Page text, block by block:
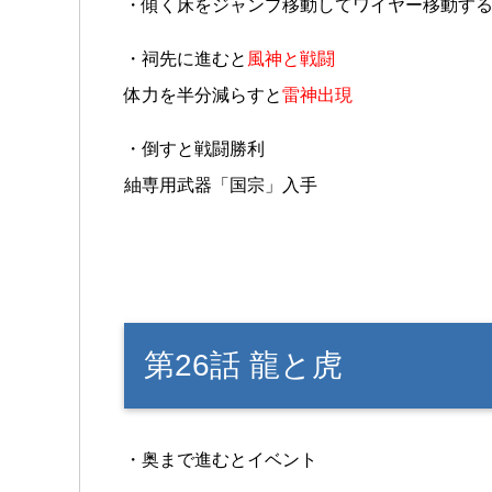
・傾く床をジャンプ移動してワイヤー移動す
・祠先に進むと 風神と戦闘
体力を半分減らすと雷神出現
・倒すと戦闘勝利
紬専用武器「国宗」入手
第26話 龍と虎
・奥まで進むとイベント